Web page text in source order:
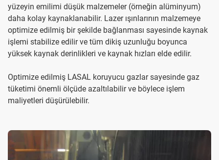
yüzeyin emilimi düşük malzemeler (örneğin alüminyum)
daha kolay kaynaklanabilir. Lazer ışınlarının malzemeye
optimize edilmiş bir şekilde bağlanması sayesinde kaynak
işlemi stabilize edilir ve tüm dikiş uzunluğu boyunca
yüksek kaynak derinlikleri ve kaynak hızları elde edilir.
Optimize edilmiş LASAL koruyucu gazlar sayesinde gaz
tüketimi önemli ölçüde azaltılabilir ve böylece işlem
maliyetleri düşürülebilir.